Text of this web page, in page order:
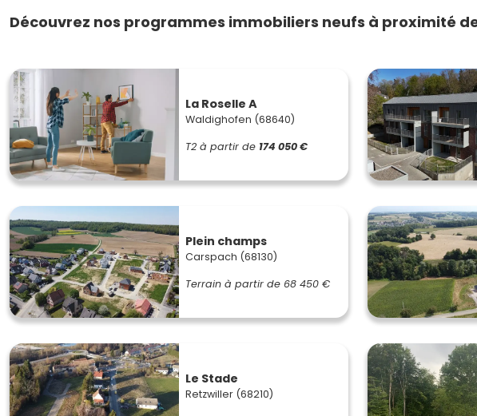
Découvrez nos programmes immobiliers neufs à proximité
La Roselle A
Waldighofen (68640)
T2 à partir de 174 050 €
Plein champs
Carspach (68130)
Terrain à partir de 68 450 €
Le Stade
Retzwiller (68210)